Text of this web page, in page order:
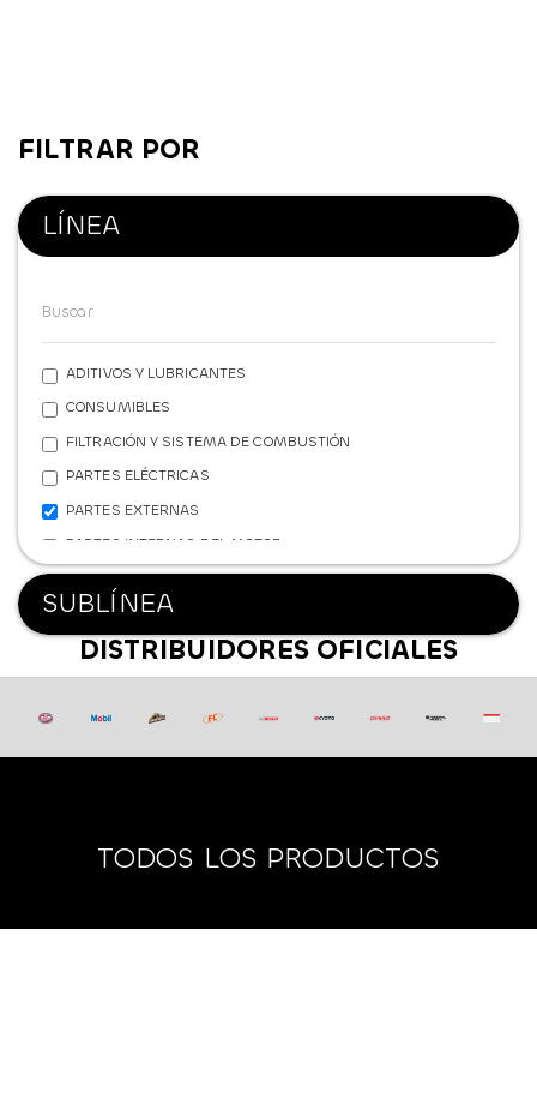
FILTRAR POR
LÍNEA
ADITIVOS Y LUBRICANTES
CONSUMIBLES
FILTRACIÓN Y SISTEMA DE COMBUSTIÓN
PARTES ELÉCTRICAS
PARTES EXTERNAS
PARTES INTERNAS DEL MOTOR
REFRIGERACIÓN
SISTEMA DE FRENOS
SISTEMA DE SUSPENSIÓN
TRANSMISIÓN Y POTENCIA
FERRETERÍA
SUBLÍNEA
DISTRIBUIDORES OFICIALES
TODOS LOS PRODUCTOS